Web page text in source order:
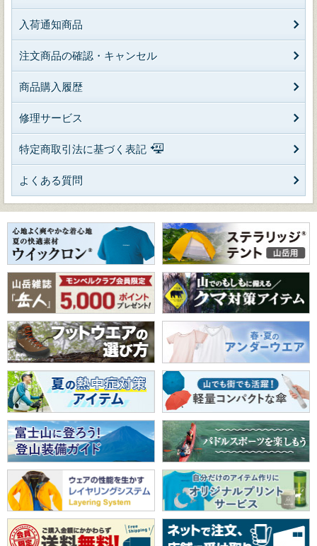
入荷通知商品
注文商品の確認・キャンセル
商品購入履歴
修理サービス
特定商取引法に基づく表記
よくある質問